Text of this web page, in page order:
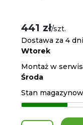
441 zł/szt.
Dostawa za 4 dni
Wtorek
Montaż w
Środa
Stan